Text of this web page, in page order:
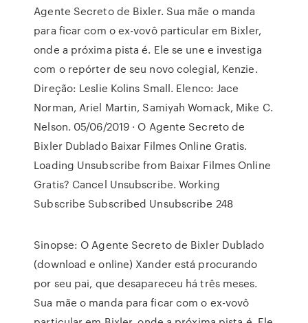
Agente Secreto de Bixler. Sua mãe o manda
para ficar com o ex-vovô particular em Bixler,
onde a próxima pista é. Ele se une e investiga
com o repórter de seu novo colegial, Kenzie.
Direção: Leslie Kolins Small. Elenco: Jace
Norman, Ariel Martin, Samiyah Womack, Mike C.
Nelson. 05/06/2019 · O Agente Secreto de
Bixler Dublado Baixar Filmes Online Gratis.
Loading Unsubscribe from Baixar Filmes Online
Gratis? Cancel Unsubscribe. Working
Subscribe Subscribed Unsubscribe 248
Sinopse: O Agente Secreto de Bixler Dublado
(download e online) Xander está procurando
por seu pai, que desapareceu há três meses.
Sua mãe o manda para ficar com o ex-vovô